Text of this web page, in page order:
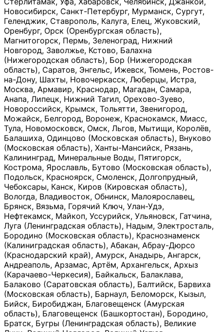
Новосибирск, Санкт-Петербург, Мурманск, Сургут,
Геленджик, Ставрополь, Калуга, Елец, Жуковский,
Оренбург, Орск (Оренбургская область),
Магнитогорск, Пермь, Зеленоград, Нижний
Новгород, Заволжье, Кстово, Балахна
(Нижегородская область), Бор (Нижегородская
область), Саратов, Энгельс, Ижевск, Тюмень, Ростов-
на-Дону, Шахты, Новочеркасск, Люберцы, Истра,
Москва, Армавир, Краснодар, Магадан, Самара,
Анапа, Липецк, Нижний Тагил, Орехово-Зуево,
Новороссийск, Крымск, Тольятти, Звенигород,
Можайск, Белгород, Воронеж, Краснокамск, Миасс,
Тула, Новомосковск, Омск, Льгов, Мытищи, Королёв,
Балашиха, Одинцово (Московская область), Внуково
(Московская область), Ханты-Мансийск, Рязань,
Калининград, Минеральные Воды, Пятигорск,
Кострома, Ярославль, Бутово (Московская область),
Подольск, Красноярск, Смоленск, Долгопрудный,
Чебоксары, Канск, Киров (Кировская область),
Вологда, Владивосток, Обнинск, Малоярославец,
Брянск, Вязьма, Горячий Ключ, Улан-Удэ,
Нефтекамск, Майкоп, Уссурийск, Ульяновск, Гатчина,
Луга (Ленинградская область), Надым, Электросталь,
Бородино (Московская область), Краснознаменск
(Калиниградская область), Абакан, Абрау-Дюрсо
(Краснодарский край), Амурск, Анадырь, Ангарск,
Андреаполь, Арзамас, Артём, Архангельск, Архыз
(Карачаево-Черкесия), Байкальск, Балаклава,
Балаково (Саратовская область), Балтийск, Барвиха
(Московская область), Барнаул, Беломорск, Кызыл,
Бийск, Биробиджан, Благовещенск (Амурская
область), Благовещенск (Башкортостан), Бородино,
Братск, Бугры (Ленинградская область), Великие